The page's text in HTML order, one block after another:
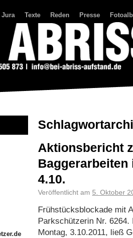
Jura Texte Reden Presse
Aktionsbericht
4.10.
Veröffentlicht am 5. Oktober
Frühstücksblockade mit
Parkschützerin Nr.
Montag, 3.10.2011, ließ